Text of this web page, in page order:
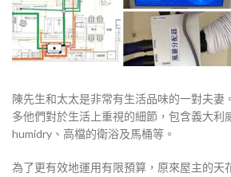
陳先生和太太是非常有生活品味的一對夫妻
多他們對於生活上重視的細節，包含義大利
humidry、高檔的衛浴及馬桶等。
為了更有效地運用有限預算，原來屋主的天